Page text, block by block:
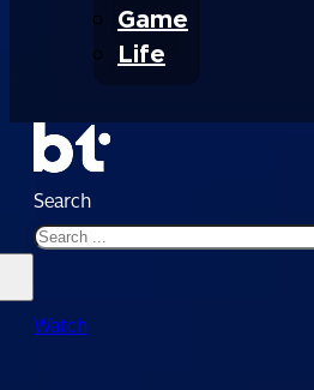
Game
Life
Search
Watch